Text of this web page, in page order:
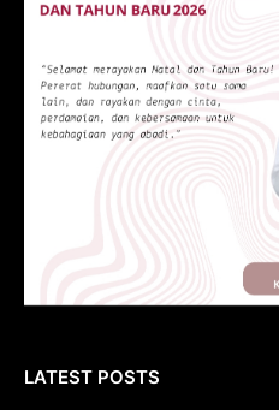
LATEST POSTS